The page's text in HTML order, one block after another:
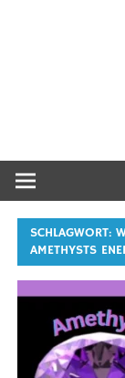
SCHLAGWORT:
AMETHYSTS